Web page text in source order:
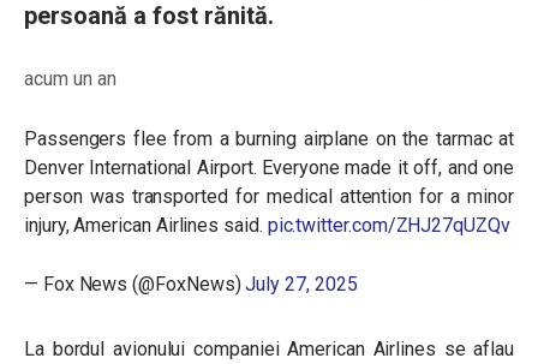
persoană a fost rănită.
acum un an
Passengers flee from a burning airplane on the tarmac at
Denver International Airport. Everyone made it off, and one
person was transported for medical attention for a minor
injury, American Airlines said. pic.twitter.com/ZHJ27qUZQv
— Fox News (@FoxNews)July 27, 2025
La bordul avionului companiei American Airlines se aflau